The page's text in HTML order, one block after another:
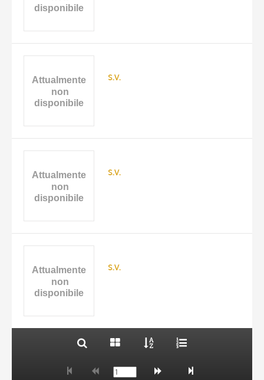
s.v.
s.v.
s.v.
TITOLO